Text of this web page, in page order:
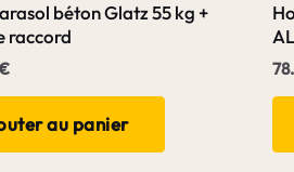
béton Glatz 55 kg +
raccord
au panier